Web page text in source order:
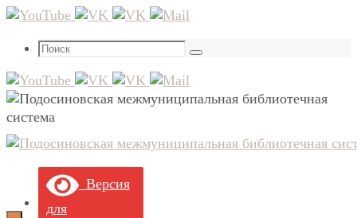
Перейти
содержимому
Что
Поиск
Версия
для